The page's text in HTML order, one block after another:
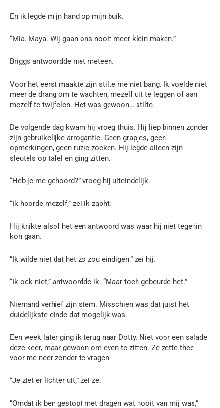
En ik legde mijn hand op mijn buik.
“Mia. Maya. Wij gaan ons nooit meer klein maken.”
Briggs antwoordde niet meteen.
Voor het eerst maakte zijn stilte me niet bang. Ik voelde niet
meer de drang om te wachten, mezelf uit te leggen of aan
mezelf te twijfelen. Het was gewoon… stilte.
De volgende dag kwam hij vroeg thuis. Hij liep binnen zonder
zijn gebruikelijke arrogantie. Geen grapjes, geen
opmerkingen, geen ruzie zoeken. Hij legde alleen zijn
sleutels op tafel en ging zitten.
“Heb je me gehoord?” vroeg hij uiteindelijk.
“Ik hoorde mezelf,” zei ik zacht.
Hij knikte alsof het een antwoord was waar hij niet tegenin
kon gaan.
“Ik wilde niet dat het zo zou eindigen,” zei hij.
“Ik ook niet,” antwoordde ik. “Maar toch gebeurde het.”
Niemand verhief zijn stem. Misschien was dat juist het
duidelijkste einde dat mogelijk was.
Een week later ging ik terug naar Dotty. Niet voor een salade
deze keer, maar gewoon om even te zitten. Ze zette thee
voor me neer zonder te vragen.
“Je ziet er lichter uit,” zei ze.
“Omdat ik ben gestopt met dragen wat nooit van mij was,”